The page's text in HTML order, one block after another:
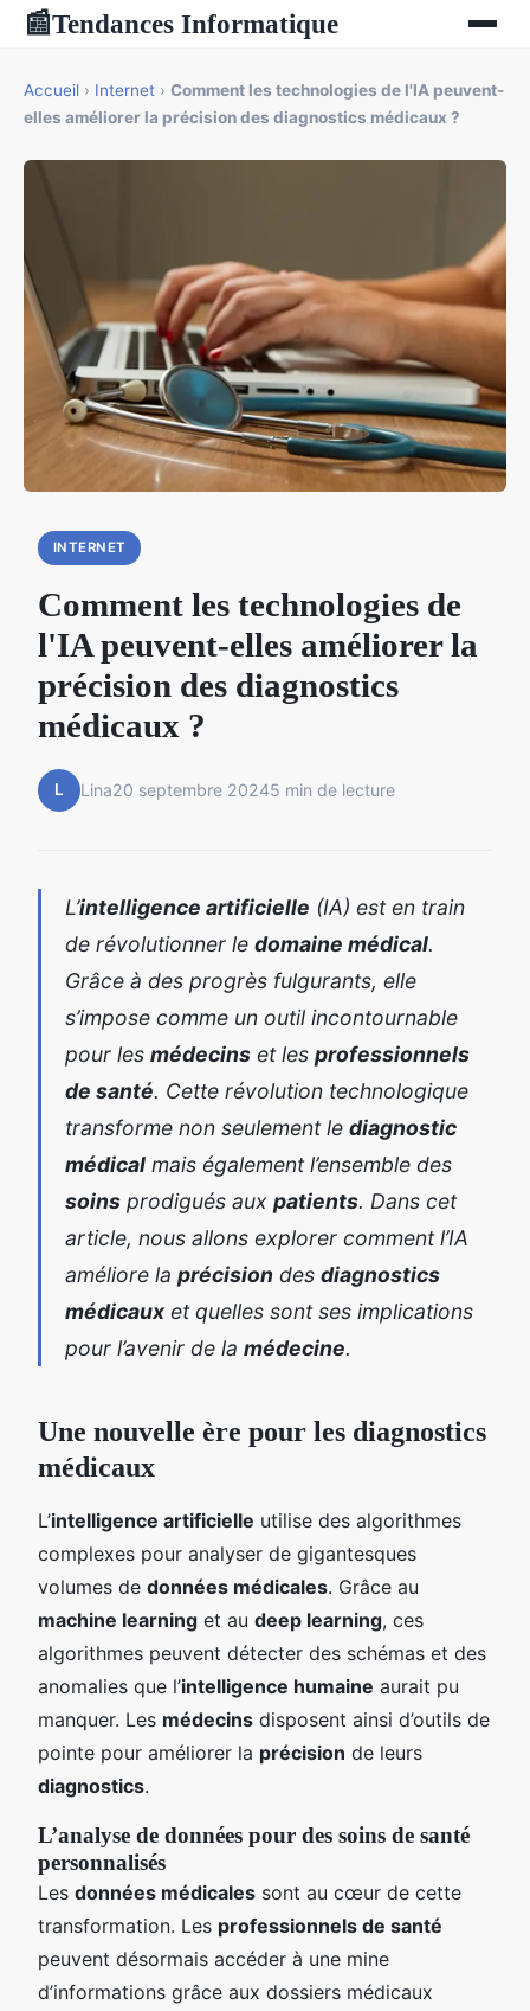
📰Tendances Informatique
Accueil › Internet › Comment les technologies de l'IA peuvent-
elles améliorer la précision des diagnostics médicaux ?
INTERNET
Comment les technologies de
l'IA peuvent-elles améliorer la
précision des diagnostics
médicaux ?
L Lina20 septembre 20245 min de lecture
L’intelligence artificielle (IA) est en train
de révolutionner le domaine médical.
Grâce à des progrès fulgurants, elle
s’impose comme un outil incontournable
pour les médecins et les professionnels
de santé. Cette révolution technologique
transforme non seulement le diagnostic
médical mais également l’ensemble des
soins prodigués aux patients. Dans cet
article, nous allons explorer comment l’IA
améliore la précision des diagnostics
médicaux et quelles sont ses implications
pour l’avenir de la médecine.
Une nouvelle ère pour les diagnostics
médicaux
L’intelligence artificielle utilise des algorithmes
complexes pour analyser de gigantesques
volumes de données médicales. Grâce au
machine learning et au deep learning, ces
algorithmes peuvent détecter des schémas et des
anomalies que l’intelligence humaine aurait pu
manquer. Les médecins disposent ainsi d’outils de
pointe pour améliorer la précision de leurs
diagnostics.
L’analyse de données pour des soins de santé
personnalisés
Les données médicales sont au cœur de cette
transformation. Les professionnels de santé
peuvent désormais accéder à une mine
d’informations grâce aux dossiers médicaux